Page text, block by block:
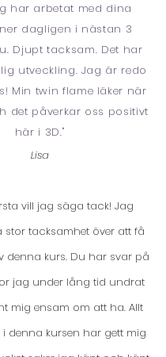
har arbetat med dina
dagligen i nästan 3
Djupt tacksam. Det har
utveckling. Jag är redo
Min twin flame läker när
det påverkar oss positivt
här i 3D."
Lisa
vill jag säga tack! Jag
stor tacksamhet över att få
denna kurs. Du har svar på
jag under lång tid undrat
mig ensam om att ha. Allt
denna kursen har gett mig